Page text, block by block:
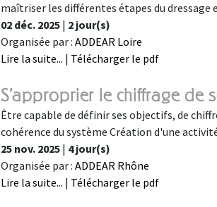
maîtriser les différentes étapes du dressage
02 déc. 2025 | 2 jour(s)
Organisée par : ADDEAR Loire
Lire la suite... | Télécharger le pdf
S'approprier le chiffrage de
Être capable de définir ses objectifs, de
cohérence du système Création d'une
25 nov. 2025 | 4 jour(s)
Organisée par : ADDEAR Rhône
Lire la suite... | Télécharger le pdf